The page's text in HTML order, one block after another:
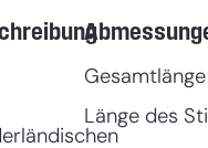
Gesamtlänge
Länge des